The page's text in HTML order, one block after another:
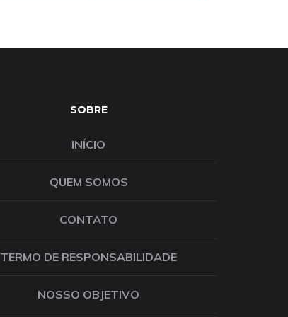
SOBRE
INÍCIO
QUEM SOMOS
CONTATO
TERMO DE RESPONSABILIDADE
NOSSO OBJETIVO